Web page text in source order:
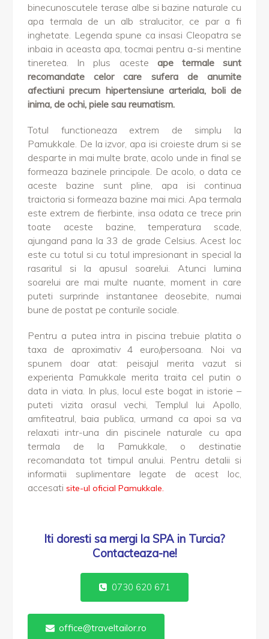
binecunoscutele terase albe si bazine naturale cu
apa termala de un alb stralucitor, ce par a fi
inghetate. Legenda spune ca insasi Cleopatra se
inbaia in aceasta apa, tocmai pentru a-si mentine
tineretea. In plus aceste ape termale sunt
recomandate celor care sufera de anumite
afectiuni precum hipertensiune arteriala, boli de
inima, de ochi, piele sau reumatism.
Totul functioneaza extrem de simplu la
Pamukkale. De la izvor, apa isi croieste drum si se
desparte in mai multe brate, acolo unde in final se
formeaza bazinele principale. De acolo, o data ce
aceste bazine sunt pline, apa isi continua
traictoria si formeaza bazine mai mici. Apa termala
este extrem de fierbinte, insa odata ce trece prin
toate aceste bazine, temperatura scade,
ajungand pana la 33 de grade Celsius. Acest loc
este cu totul si cu totul impresionant in special la
rasaritul si la apusul soarelui. Atunci lumina
soarelui are mai multe nuante, moment in care
puteti surprinde instantanee deosebite, numai
bune de postat pe conturile sociale.
Pentru a putea intra in piscina trebuie platita o
taxa de aproximativ 4 euro/persoana. Noi va
spunem doar atat: peisajul merita vazut si
experienta Pamukkale merita traita cel putin o
data in viata. In plus, locul este bogat in istorie –
puteti vizita orasul vechi, Templul lui Apollo,
amfiteatrul, baia publica, urmand ca apoi sa va
relaxati intr-una din piscinele naturale cu apa
termala de la Pamukkale, o destinatie
recomandata tot timpul anului. Pentru detalii si
informatii suplimentare legate de acest loc,
accesati site-ul oficial Pamukkale.
Iti doresti sa mergi la SPA in Turcia?
Contacteaza-ne!
0730 620 671
office@traveltailor.ro